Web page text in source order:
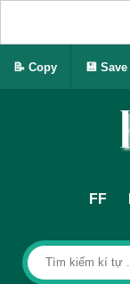
FF
📝 Copy 💾 Save